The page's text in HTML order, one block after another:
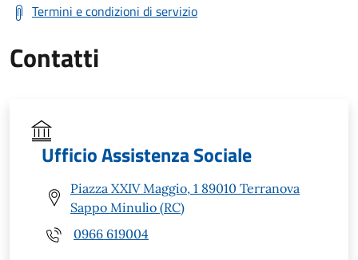
Termini e condizioni di servizio
Contatti
Ufficio Assistenza Sociale
Piazza XXIV Maggio, 1 89010 Terranova
Sappo Minulio (RC)
0966 619004